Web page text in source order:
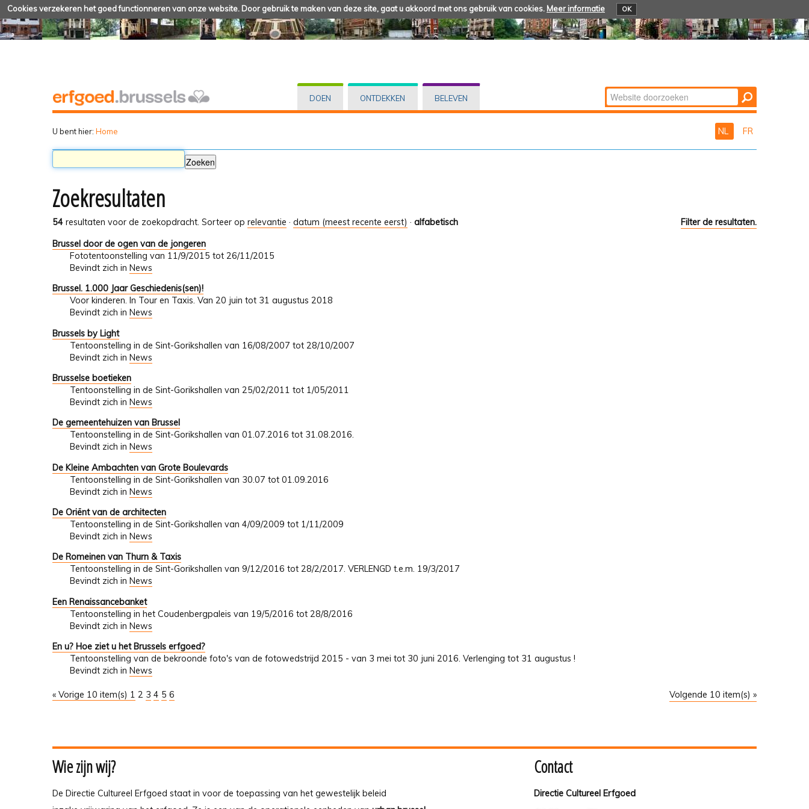
Cookies verzekeren het goed functionneren van onze website. Door gebruik te maken van deze site, gaat u akkoord met ons gebruik van cookies. Meer informatie OK
DOEN ONTDEKKEN BELEVEN Zoek
Geavanceerd
U bent hier: Home NL FR
Zoekresultaten
54 resultaten voor de zoekopdracht. Filter de resultaten.
Sorteer op relevantie · datum (meest recente eerst) · alfabetisch
Brussel door de ogen van de jongeren
Fototentoonstelling van 11/9/2015 tot 26/11/2015
Bevindt zich in News
Brussel. 1.000 Jaar Geschiedenis(sen)!
Voor kinderen. In Tour en Taxis. Van 20 juin tot 31 augustus 2018
Bevindt zich in News
Brussels by Light
Tentoonstelling in de Sint-Gorikshallen van 16/08/2007 tot 28/10/2007
Bevindt zich in News
Brusselse boetieken
Tentoonstelling in de Sint-Gorikshallen van 25/02/2011 tot 1/05/2011
Bevindt zich in News
De gemeentehuizen van Brussel
Tentoonstelling in de Sint-Gorikshallen van 01.07.2016 tot 31.08.2016.
Bevindt zich in News
De Kleine Ambachten van Grote Boulevards
Tentoonstelling in de Sint-Gorikshallen van 30.07 tot 01.09.2016
Bevindt zich in News
De Oriënt van de architecten
Tentoonstelling in de Sint-Gorikshallen van 4/09/2009 tot 1/11/2009
Bevindt zich in News
De Romeinen van Thurn & Taxis
Tentoonstelling in de Sint-Gorikshallen van 9/12/2016 tot 28/2/2017. VERLENGD t.e.m. 19/3/2017
Bevindt zich in News
Een Renaissancebanket
Tentoonstelling in het Coudenbergpaleis van 19/5/2016 tot 28/8/2016
Bevindt zich in News
En u? Hoe ziet u het Brussels erfgoed?
Tentoonstelling van de bekroonde foto's van de fotowedstrijd 2015 - van 3 mei tot 30 juni 2016. Verlenging tot 31 augustus !
Bevindt zich in News
« Vorige 10 item(s) Volgende 10 item(s) »
1 2 3 4 5 6
Wie zijn wij?
De Directie Cultureel Erfgoed staat in voor de toepassing van het gewestelijk beleid
Contact
Directie Cultureel Erfgoed